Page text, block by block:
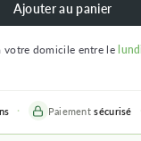
Ajouter au panier
votre domicile entre le
Paiementsécurisé